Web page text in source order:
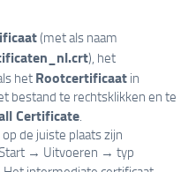
(met als naam
), het
hetRootcertificaat in
bestand te rechtsklikken en te
Certificate.
de juiste plaats zijn
→ Uitvoeren → typ